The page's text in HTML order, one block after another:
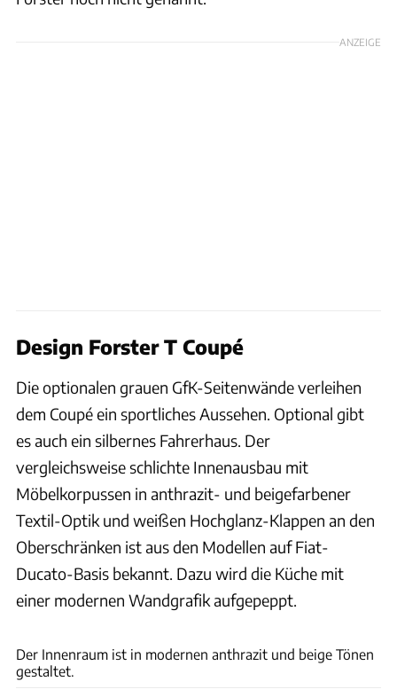
ANZEIGE
Design Forster T Coupé
Die optionalen grauen GfK-Seitenwände verleihen
dem Coupé ein sportliches Aussehen. Optional gibt
es auch ein silbernes Fahrerhaus. Der
vergleichsweise schlichte Innenausbau mit
Möbelkorpussen in anthrazit- und beigefarbener
Textil-Optik und weißen Hochglanz-Klappen an den
Oberschränken ist aus den Modellen auf Fiat-
Ducato-Basis bekannt. Dazu wird die Küche mit
einer modernen Wandgrafik aufgepeppt.
Der Innenraum ist in modernen anthrazit und beige Tönen
gestaltet.